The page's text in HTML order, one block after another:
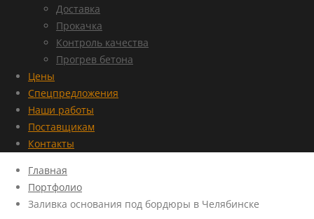
Доставка
Прокачка
Контроль качества
Прогрев бетона
Цены
Спецпредложения
Наши работы
Поставщикам
Контакты
Главная
Портфолио
Заливка основания под бордюры в Челябинске